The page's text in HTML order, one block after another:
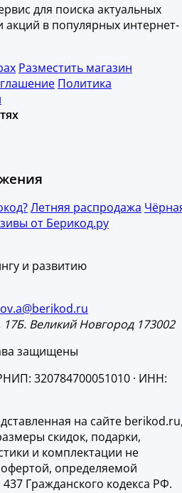
для поиска актуальных
акций в популярных интернет-
Разместить магазин
Политика
Летняя распродажа
от Берикод.ру
и развитию
17Б. Великий Новгород 173002
защищены
320784700051010 · ИНН:
на сайте
скидок, подарки,
и комплектации не
определяемой
Гражданского кодекса РФ.